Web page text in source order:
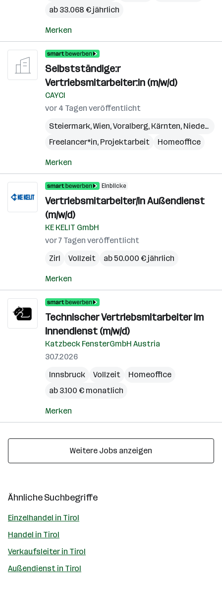
ab 33.068 € jährlich
Merken
Selbstständige:r
Vertriebsmitarbeiter:in (m/w/d)
CAYCI
vor 4 Tagen veröffentlicht
Steiermark,Wien,Voralberg, Kärnten, Niederösterreich
Freelancer*in, Projektarbeit
Homeoffice
Merken
Einblicke
Vertriebsmitarbeiter/in Außendienst
(m/w/d)
KE KELIT GmbH
vor 7 Tagen veröffentlicht
Zirl
Vollzeit ab 50.000 € jährlich
Merken
Technischer Vertriebsmitarbeiter im
Innendienst (m/w/d)
Katzbeck FensterGmbH Austria
30.7.2026
Innsbruck
Vollzeit
Homeoffice
ab 3.100 € monatlich
Merken
Weitere Jobs anzeigen
Ähnliche Suchbegriffe
Einzelhandel in Tirol
Handel in Tirol
Verkaufsleiter in Tirol
Außendienst in Tirol